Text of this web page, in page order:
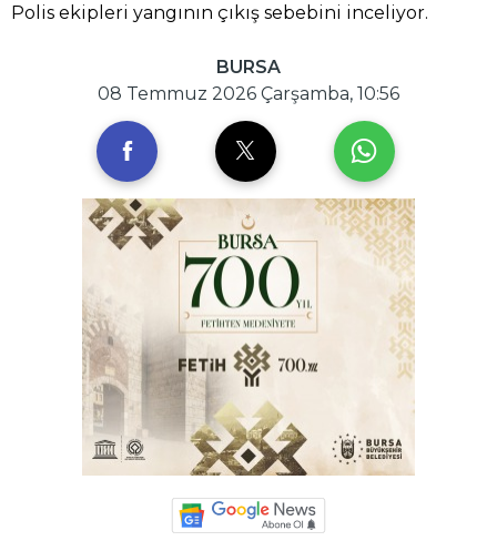
Polis ekipleri yangının çıkış sebebini inceliyor.
BURSA
08 Temmuz 2026 Çarşamba, 10:56